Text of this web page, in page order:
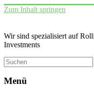
Zum Inhalt springen
Wir sind spezialisiert auf
Investments
Menü